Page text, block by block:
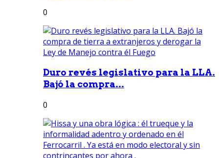
0
Duro revés legislativo para la LLA.
Bajó la compra...
0